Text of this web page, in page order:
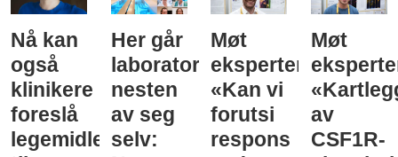
Nå kan
også
klinikere
foreslå
legemidler
Her går
laboratorieprøvene
nesten
av seg
selv:
Møt
eksperten:
«Kan vi
forutsi
respons
Møt
av
CSF1R-